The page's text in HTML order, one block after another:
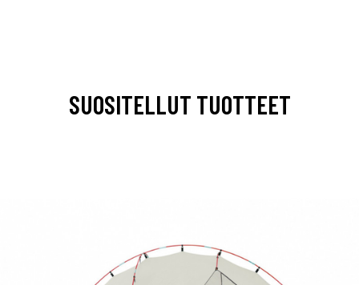
SUOSITELLUT TUOTTEET